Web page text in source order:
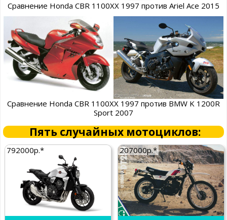
Сравнение Honda CBR 1100XX 1997 против Ariel Ace 2015
Сравнение Honda CBR 1100XX 1997 против BMW K 1200R
Sport 2007
Пять случайных мотоциклов:
792000р.* 207000р.*